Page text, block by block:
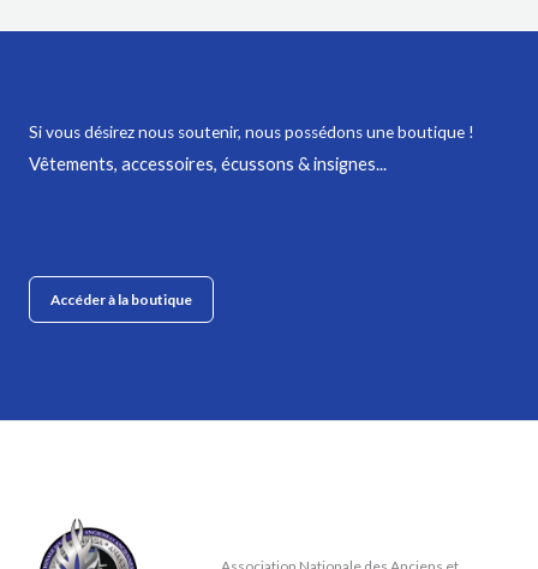
Si vous désirez nous soutenir, nous possédons une boutique !
Vêtements, accessoires, écussons & insignes...
Accéder à la boutique